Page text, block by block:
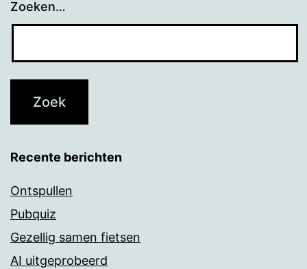
Zoeken…
Recente berichten
Ontspullen
Pubquiz
Gezellig samen fietsen
AI uitgeprobeerd